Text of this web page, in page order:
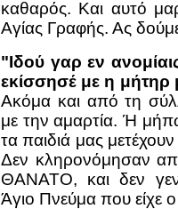
καθαρός. Και αυτό
Αγίας Γραφής. Ας
"Ιδού γαρ εν
εκίσσησέ με η
Ακόμα και από τη
με την αμαρτία. Ή
τα παιδιά μας
Δεν κληρονόμησαν
ΘΑΝΑΤΟ, και δεν
Άγιο Πνεύμα που είχε